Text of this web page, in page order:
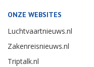
ONZE WEBSITES
Luchtvaartnieuws.nl
Zakenreisnieuws.nl
Triptalk.nl